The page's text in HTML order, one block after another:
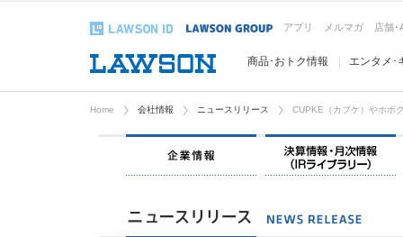
アプリ メルマガ 店舗･
商品･おトク情報 エンタメ･
Home 会社情報 ニュースリリース CUPKE（カプケ）やホボ
企業情報